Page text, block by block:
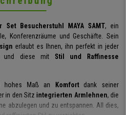
Set Besucherstuhl MAYA SAMT, ein
Konferenzräume und Geschäfte. Sein
erlaubt es Ihnen, ihn perfekt in jeder
und diese mit Stil und Raffinesse
hohes Maß an Komfortdank seiner
in den Sitz integrierten Armlehnen, die
abzulegen und zu entspannen. All dies,